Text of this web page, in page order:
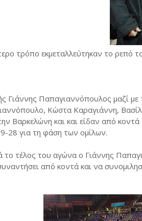
τρόπο εκμεταλλεύτηκαν το ρεπό
Γιάννης Παπαγιαννόπουλος μαζί με
Κώστα Καραγιάννη,
Βαρκελώνη και και είδαν από
28 για τη φάση των ομίλων.
το τέλος του αγώνα ο Γιάννης
από κοντά και να